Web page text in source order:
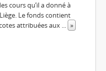
cours qu’il a donné à
Le fonds contient
attribuées aux ... »